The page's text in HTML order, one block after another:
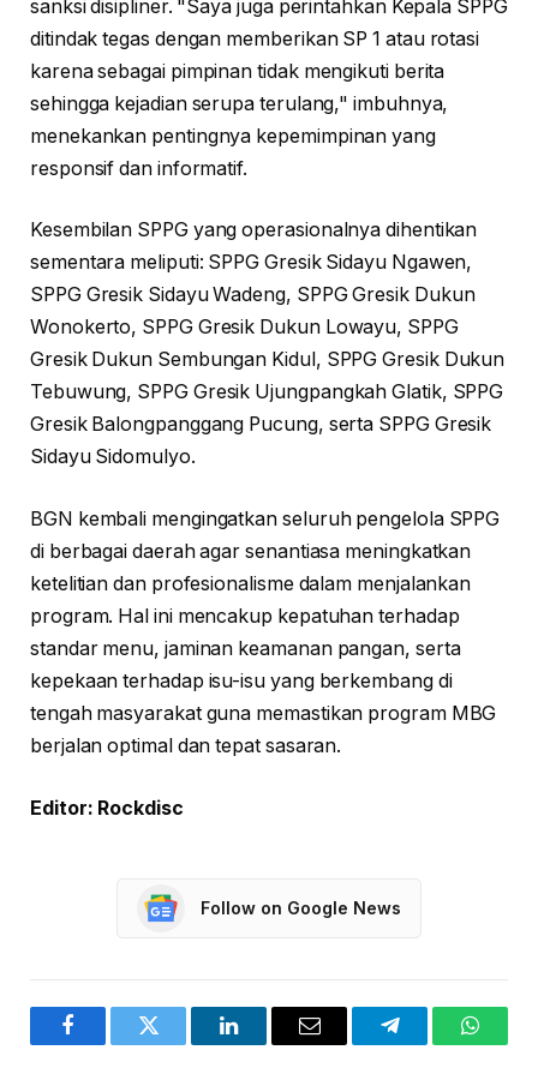
sanksi disipliner. "Saya juga perintahkan Kepala SPPG
ditindak tegas dengan memberikan SP 1 atau rotasi
karena sebagai pimpinan tidak mengikuti berita
sehingga kejadian serupa terulang," imbuhnya,
menekankan pentingnya kepemimpinan yang
responsif dan informatif.
Kesembilan SPPG yang operasionalnya dihentikan
sementara meliputi: SPPG Gresik Sidayu Ngawen,
SPPG Gresik Sidayu Wadeng, SPPG Gresik Dukun
Wonokerto, SPPG Gresik Dukun Lowayu, SPPG
Gresik Dukun Sembungan Kidul, SPPG Gresik Dukun
Tebuwung, SPPG Gresik Ujungpangkah Glatik, SPPG
Gresik Balongpanggang Pucung, serta SPPG Gresik
Sidayu Sidomulyo.
BGN kembali mengingatkan seluruh pengelola SPPG
di berbagai daerah agar senantiasa meningkatkan
ketelitian dan profesionalisme dalam menjalankan
program. Hal ini mencakup kepatuhan terhadap
standar menu, jaminan keamanan pangan, serta
kepekaan terhadap isu-isu yang berkembang di
tengah masyarakat guna memastikan program MBG
berjalan optimal dan tepat sasaran.
Editor: Rockdisc
Follow on Google News
FacebookTwitter LinkedInEmail Telegram